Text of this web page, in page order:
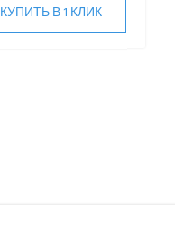
КУПИТЬ В 1 КЛИК